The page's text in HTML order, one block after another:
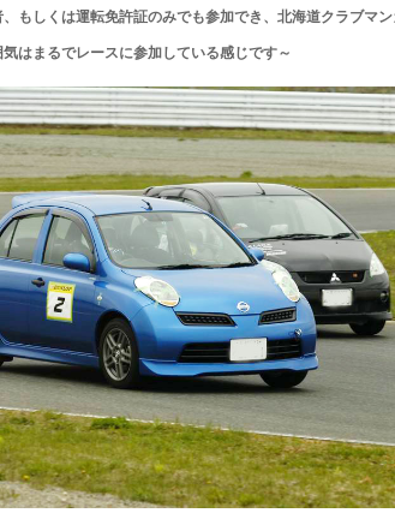
もしくは運転免許証のみでも参加でき、北海道クラブマ
はまるでレースに参加している感じです～